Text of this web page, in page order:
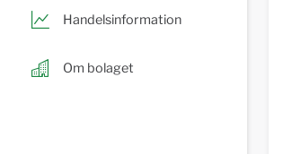
Handelsinformation
Om bolaget